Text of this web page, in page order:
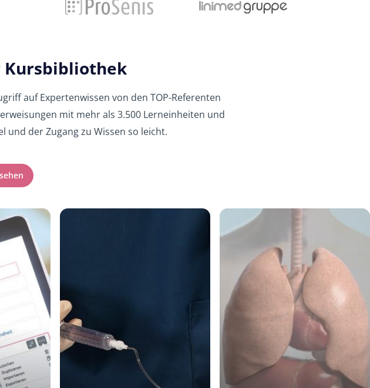
Kursbibliothek
auf Expertenwissen von den TOP-Referenten
mit mehr als 3.500 Lerneinheiten und
und der Zugang zu Wissen so leicht.